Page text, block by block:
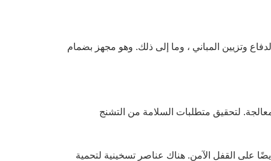
وتزيين المباني ، وما إلى ذلك. وهو مجهز بضمام
لتحقيق متطلبات السلامة من التشنج
على القفل الآمن. هناك عناصر تسخينية لتحمية